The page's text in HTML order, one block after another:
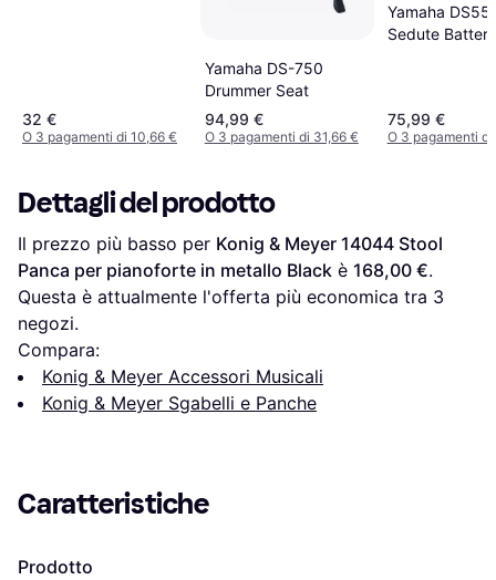
32 €
O 3 pagamenti di 10,66 €
Yamaha DS-750
Drummer Seat
94,99 €
O 3 pagamenti di 31,66 €
Yamaha
Sedute
75,99 €
O 3 pagamenti
Dettagli del prodotto
Il prezzo più basso per Konig & Meyer 14044 Stool
Panca per pianoforte in metallo Black è 168,00 €.
Questa è attualmente l'offerta più economica tra 3
negozi.
Compara:
Konig & Meyer Accessori Musicali
Konig & Meyer Sgabelli e Panche
Caratteristiche
Prodotto